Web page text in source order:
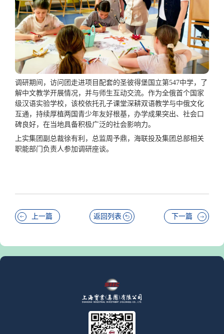
调研期间，访问团走进项目配套的圣彼得堡国立第547中学，了
解中文教学开展情况，并与师生互动交流。作为全俄首个 国家
级汉语实验学校，该校依托孔子课堂深耕双语教学与中俄文化
互通，持续厚植两国青少年友好根基，办学成果突出、社会口
碑良好，在当地具备积极广泛的社会影响力。
上实集团副总裁徐有利，总监周予鼎，海联投及集团总部相关
职能部门负责人参加调研座谈。
上一篇 返回列表 下一篇